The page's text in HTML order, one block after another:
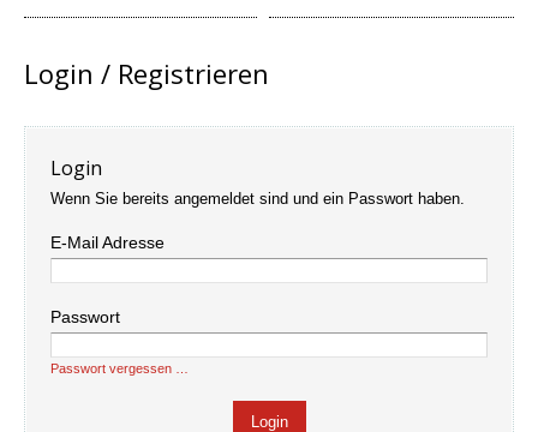
Login / Registrieren
Login
Wenn Sie bereits angemeldet sind und ein Passwort haben.
E-Mail Adresse
Passwort
Passwort vergessen …